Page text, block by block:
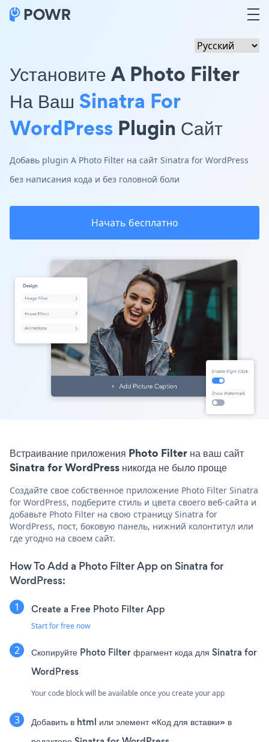
Установите A Photo Filter
На Ваш Sinatra For
WordPress Plugin Сайт
Добавь plugin A Photo Filter на сайт Sinatra for WordPress
без написания кода и без головной боли
Начать бесплатно
Встраивание приложения Photo Filter на ваш сайт
Sinatra for WordPress никогда не было проще
Создайте свое собственное приложение Photo Filter Sinatra
for WordPress, подберите стиль и цвета своего веб-сайта и
добавьте Photo Filter на свою страницу Sinatra for
WordPress, пост, боковую панель, нижний колонтитул или
где угодно на своем сайт.
How To Add a Photo Filter App on Sinatra for
WordPress:
Create a Free Photo Filter App
Start for free now
Скопируйте Photo Filter фрагмент кода для Sinatra for
WordPress
Your code block will be available once you create your app
Добавить в html или элемент «Код для вставки» в